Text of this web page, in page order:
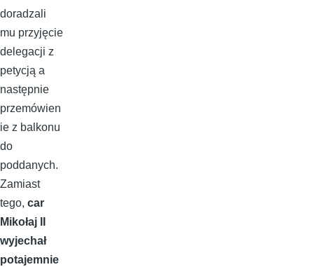
doradzali
mu przyjęcie
delegacji z
petycją a
następnie
przemówien
ie z balkonu
do
poddanych.
Zamiast
tego, car
Mikołaj II
wyjechał
potajemnie